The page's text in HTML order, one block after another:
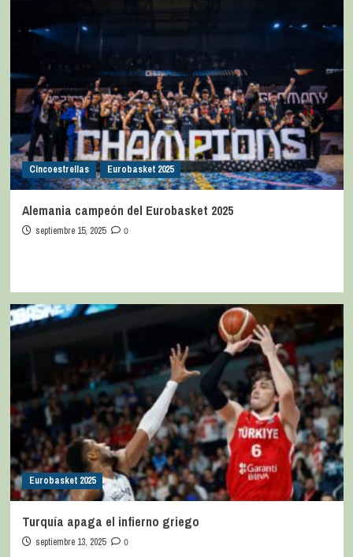
Cincoestrellas Eurobasket 2025
Alemania campeón del Eurobasket 2025
septiembre 15, 2025 0
Eurobasket 2025
Turquía apaga el infierno griego
septiembre 13, 2025 0